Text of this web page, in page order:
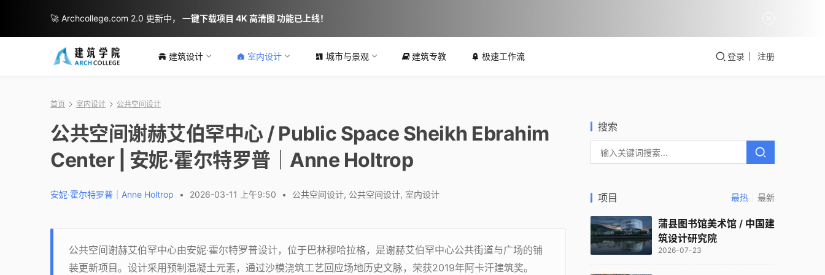
建筑设计 室内设计 城市与景观 建筑专教 极速工作流 登录 注册
首页 室内设计 公共空间设计
公共空间谢赫艾伯罕中心 / Public Space Sheikh Ebrahim
Center | 安妮·霍尔特罗普｜Anne Holtrop
安妮·霍尔特罗普｜Anne Holtrop • 2026-03-11 上午9:50 • 公共空间设计, 公共空间设计, 室内设计
公共空间谢赫艾伯罕中心由安妮·霍尔特罗普设计，位于巴林穆哈拉格，是谢赫艾伯罕中心公共街道与广场的铺
装更新项目。设计采用预制混凝土元素，通过沙模浇筑工艺回应场地历史文脉，荣获2019年阿卡汗建筑奖。
搜索
项目 最热 最新
蒲县图书馆美术馆 / 中国建
筑设计研究院
2026-07-23
🚀 Archcollege.com 2.0 更新中， 一键下载项目 4K 高清图 功能已上线！